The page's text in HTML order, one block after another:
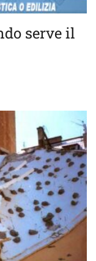
serve il